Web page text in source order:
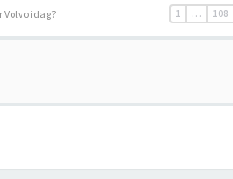
1 … 108
Volvo idag?